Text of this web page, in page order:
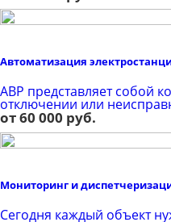
Автоматизация
AВР представляет собой
отключении или
от 60 000 руб.
Мониторинг и
Сегодня каждый объект